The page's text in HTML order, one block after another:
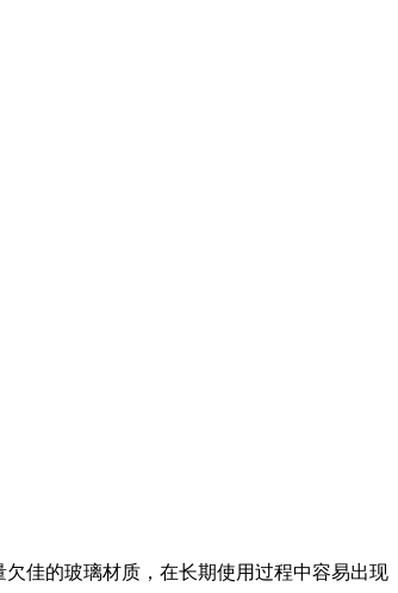
佳的玻璃材质，在长期使用过程中容易出现